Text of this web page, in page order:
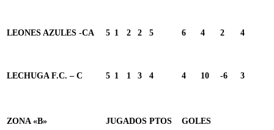
LEONES AZULES -CA 5 1 2 2 5 6 4 2 4
LECHUGA F.C. – C 5 1 1 3 4 4 10 -6 3
ZONA «B» JUGADOS PTOS GOLES